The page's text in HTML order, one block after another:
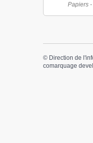
Papiers
© Direction de
comarquage